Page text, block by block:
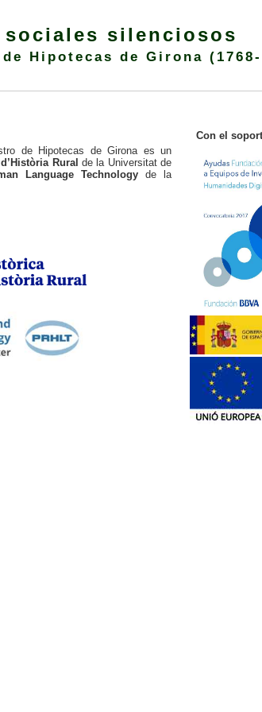
silenciosos
Hipotecas de Girona (1768-
de Hipotecas de Girona es un
Rural de la Universitat de
Language Technology de la
Con el